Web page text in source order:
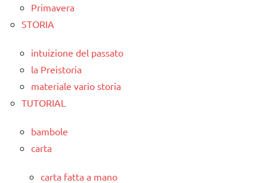
Primavera
STORIA
intuizione del passato
la Preistoria
materiale vario storia
TUTORIAL
bambole
carta
carta fatta a mano